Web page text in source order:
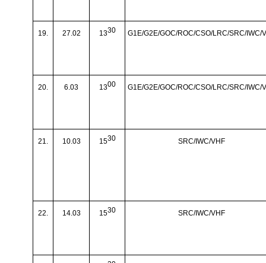
19. 27.02 1330 G1E/G2E/GOC/ROC/CSO/LRC/SRC/IWC/
20. 6.03 1300 G1E/G2E/GOC/ROC/CSO/LRC/SRC/IWC/
21. 10.03 1530 SRC/IWC/VHF
22. 14.03 1530 SRC/IWC/VHF